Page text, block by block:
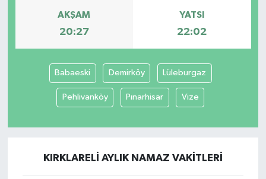
AKŞAM
20:27
YATSI
22:02
Babaeski Demirköy Lüleburgaz
Pehlivanköy Pınarhisar Vize
KIRKLARELI AYLIK NAMAZ VAKITLERI
Günün Haberleri
Tüm Makaleler
Tüm Haberler
Son Dakika